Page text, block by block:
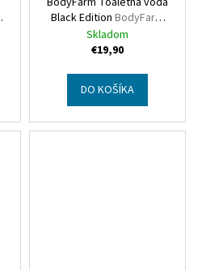
Black Edition BodyFarm
E.D.T. Black edition
Skladom
€19,90
DO KOŠÍKA